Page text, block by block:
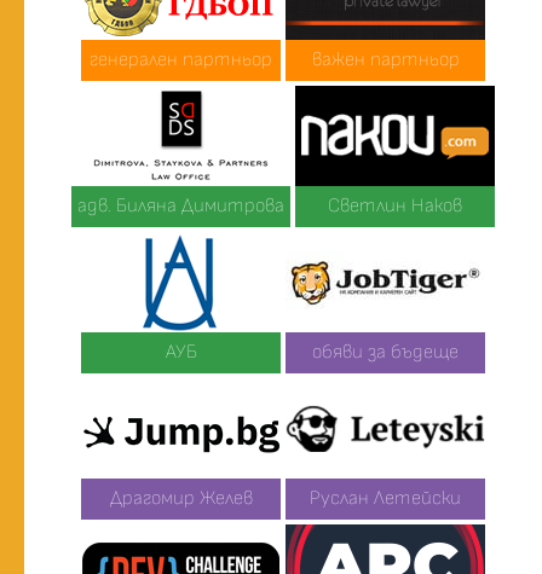
генерален партньор важен партньор
адв. Биляна Димитрова Светлин Наков
АУБ обяви за бъдеще
Драгомир Желев Руслан Летейски